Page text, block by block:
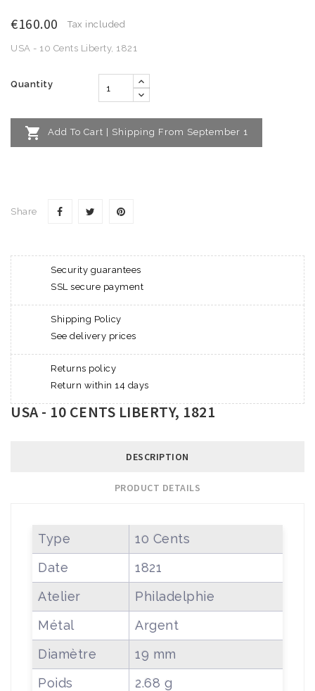
€160.00 Tax included
USA - 10 Cents Liberty, 1821
Quantity
 Add To Cart | Shipping From September 1
Share
Security guarantees
SSL secure payment
Shipping Policy
See delivery prices
Returns policy
Return within 14 days
USA - 10 CENTS LIBERTY, 1821
DESCRIPTION
PRODUCT DETAILS
Type
10 Cents
Date
1821
Atelier
Philadelphie
Métal
Argent
Diamètre
19 mm
Poids
2.68 g